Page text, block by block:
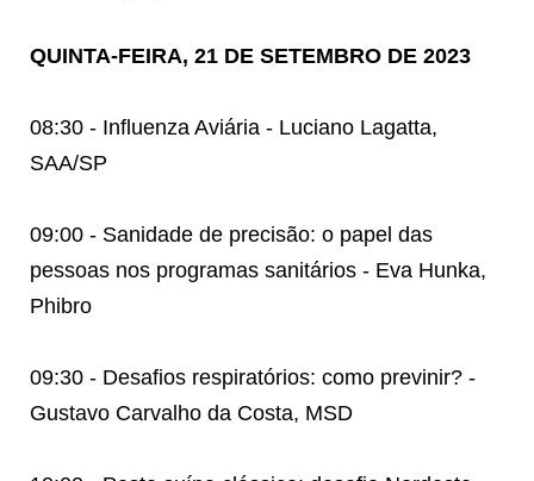
QUINTA-FEIRA, 21 DE SETEMBRO DE 2023
08:30 - Influenza Aviária - Luciano Lagatta,
SAA/SP
09:00 - Sanidade de precisão: o papel das
pessoas nos programas sanitários - Eva Hunka,
Phibro
09:30 - Desafios respiratórios: como previnir? -
Gustavo Carvalho da Costa, MSD